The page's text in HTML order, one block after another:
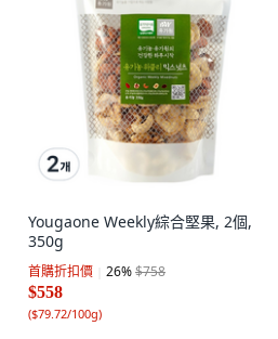
Yougaone Weekly綜合堅果, 2個,
350g
首購折扣價 26%$758
$558
($79.72/100g)